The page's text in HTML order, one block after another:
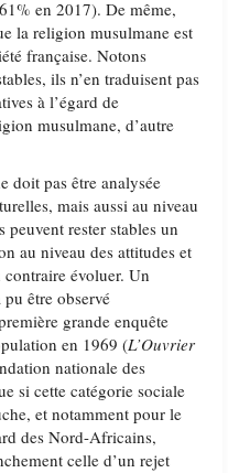
en 2017). De même,
la religion musulmane est
française. Notons
ils n’en traduisent pas
à l’égard de
musulmane, d’autre
doit pas être analysée
mais aussi au niveau
rester stables un
au niveau des attitudes et
évoluer. Un
être observé
grande enquête
en 1969 (L’Ouvrier
nationale des
si cette catégorie sociale
et notamment pour le
des Nord-Africains,
celle d’un rejet